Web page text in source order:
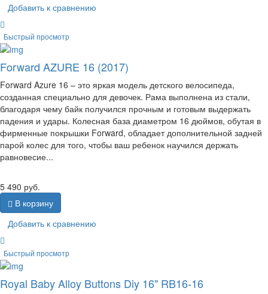
Добавить к сравнению
Быстрый просмотр
Forward AZURE 16 (2017)
Forward Azure 16 – это яркая модель детского велосипеда,
созданная специально для девочек. Рама выполнена из стали,
благодаря чему байк получился прочным и готовым выдержать
падения и удары. Колесная база диаметром 16 дюймов, обутая в
фирменные покрышки Forward, обладает дополнительной задней
парой колес для того, чтобы ваш ребенок научился держать
равновесие...
5 490 руб.
В корзину
Добавить к сравнению
Быстрый просмотр
Royal Baby Alloy Buttons Diy 16" RB16-16